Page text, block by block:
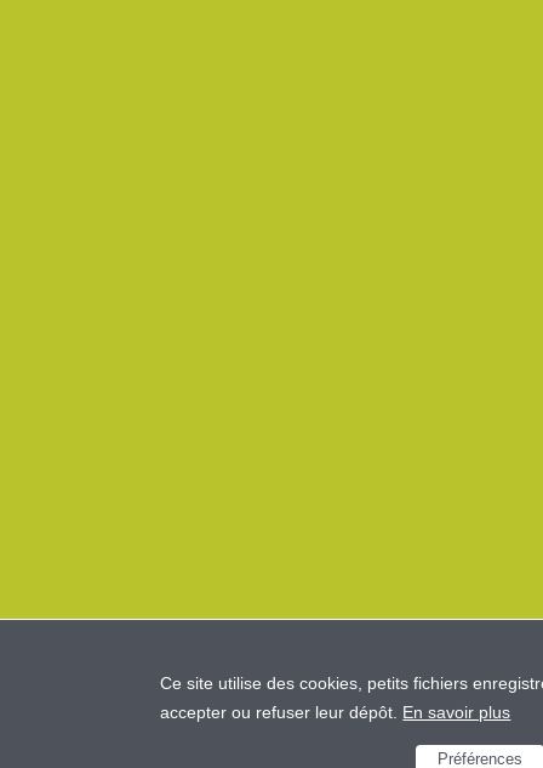
Ce site utilise des cookies, petits fichiers
accepter ou refuser leur dépôt. En savoir plus
Préférences